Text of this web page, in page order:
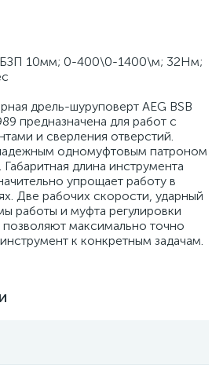
БЗП 10мм; 0-400\0-1400\м; 32Нм;
дрель-шуруповерт AEG BSB
предназначена для работ с
и сверления отверстий.
одномуфтовым патроном
длина инструмента
упрощает работу в
Две рабочих скорости, ударный
работы и муфта регулировки
максимально точно
к конкретным задачам.